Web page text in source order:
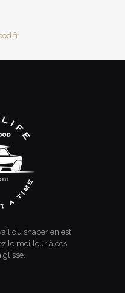
du shaper en est
le meilleur à ces
glisse.